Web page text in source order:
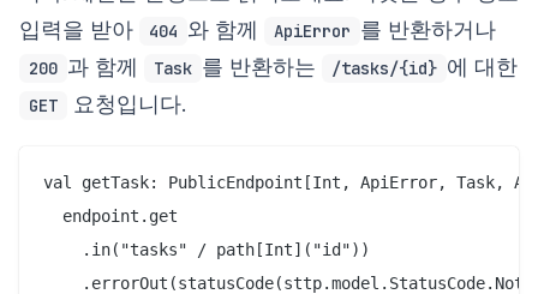
입력을 받아
404 와 함께 ApiError 를 반환하거나
200 과 함께 Task 를 반환하는 /tasks/{id} 에 대한
GET 요청입니다.
val getTask: PublicEndpoint[Int, ApiError, Task,
  endpoint.get
    .in("tasks" / path[Int]("id"))